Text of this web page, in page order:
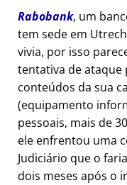
Rabobank, um
tem sede em
vivia, por isso
tentativa de ataque
conteúdos da sua
(equipamento
pessoais, mais de
ele enfrentou uma
Judiciário que o
dois meses após o